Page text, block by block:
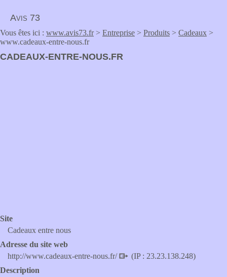
Avis 73
Vous êtes ici : www.avis73.fr> Entreprise > Produits > Cadeaux >
www.cadeaux-entre-nous.fr
CADEAUX-ENTRE-NOUS.FR
Site
Cadeaux entre nous
Adresse du site web
http://www.cadeaux-entre-nous.fr/
(IP : 23.23.138.248)
Description